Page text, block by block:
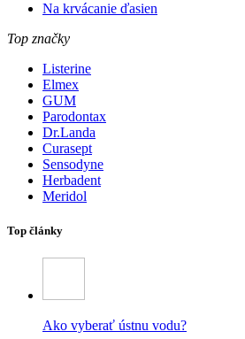
Na krvácanie ďasien
Top značky
Listerine
Elmex
GUM
Parodontax
Dr.Landa
Curasept
Sensodyne
Herbadent
Meridol
Top články
Ako vyberať ústnu vodu?